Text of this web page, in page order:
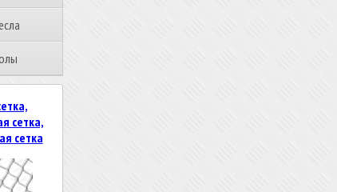
сетка,
сетка